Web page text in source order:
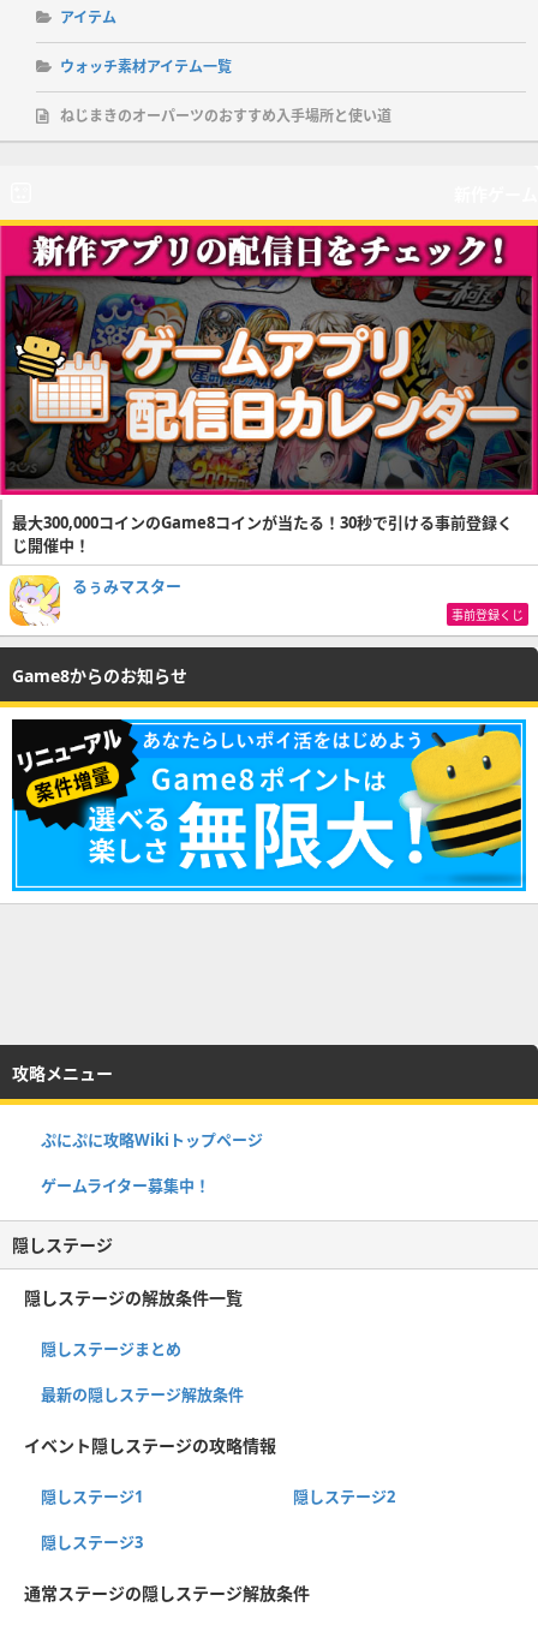
アイテム
ウォッチ素材アイテム一覧
ねじまきのオーパーツのおすすめ入手場所と使い道
最大300,000コインのGame8コインが当たる！30秒で引ける事前登録く
じ開催中！
るぅみマスター
事前登録くじ
Game8からのお知らせ
攻略メニュー
ぷにぷに攻略Wikiトップページ
ゲームライター募集中！
隠しステージ
隠しステージの解放条件一覧
隠しステージまとめ
最新の隠しステージ解放条件
イベント隠しステージの攻略情報
隠しステージ1 隠しステージ2
隠しステージ3
通常ステージの隠しステージ解放条件